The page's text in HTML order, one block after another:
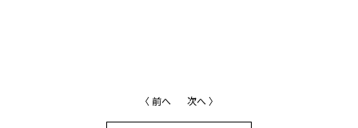
〈 前へ 次へ 〉